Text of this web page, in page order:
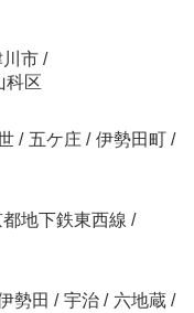
川市 /
科区
/ 五ケ庄 / 伊勢田町 /
都地下鉄東西線 /
勢田 / 宇治 / 六地蔵 /